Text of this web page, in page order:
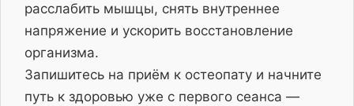
расслабить мышцы, снять внутреннее
напряжение и ускорить восстановление
организма.
Запишитесь на приём к остеопату и начните
путь к здоровью уже с первого сеанса —